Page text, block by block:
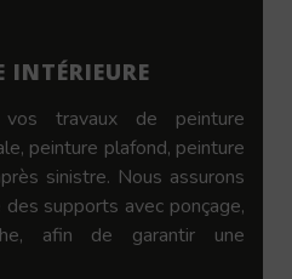
INTÉRIEURE
travaux de peinture
peinture plafond, peinture
sinistre. Nous assurons
supports avec ponçage,
afin de garantir une